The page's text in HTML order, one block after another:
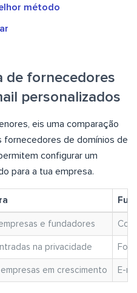
método
de fornecedores
personalizados
eis uma comparação
fornecedores de domínios de
configurar um
para a tua empresa.
e fundadores
na privacidade
em crescimento E-